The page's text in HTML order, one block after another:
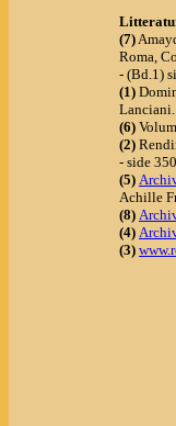
(7)
Roma,
- (Bd.1)
(1)
(6)
(2)
- side
(5)
Achille
(8)
(4)
(3)